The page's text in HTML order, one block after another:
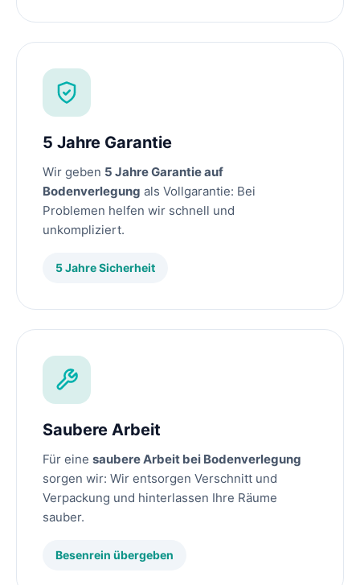
5 Jahre Garantie
Wir geben 5 Jahre Garantie auf
Bodenverlegung als Vollgarantie: Bei
Problemen helfen wir schnell und
unkompliziert.
5 Jahre Sicherheit
Saubere Arbeit
Für eine saubere Arbeit bei Bodenverlegung
sorgen wir: Wir entsorgen Verschnitt und
Verpackung und hinterlassen Ihre Räume
sauber.
Besenrein übergeben